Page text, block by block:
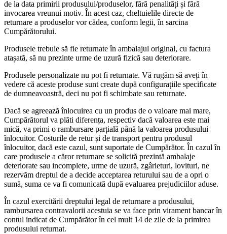
de la data primirii produsului/produselor, fără penalități și fără
invocarea vreunui motiv. În acest caz, cheltuielile directe de
returnare a produselor vor cădea, conform legii, în sarcina
Cumpărătorului.
Produsele trebuie să fie returnate în ambalajul original, cu factura
atașată, să nu prezinte urme de uzură fizică sau deteriorare.
Produsele personalizate nu pot fi returnate. Vă rugăm să aveți în
vedere că aceste produse sunt create după configurațiile specificate
de dumneavoastră, deci nu pot fi schimbate sau returnate.
Dacă se agreează înlocuirea cu un produs de o valoare mai mare,
Cumpărătorul va plăti diferența, respectiv dacă valoarea este mai
mică, va primi o rambursare parțială până la valoarea produsului
înlocuitor. Costurile de retur și de transport pentru produsul
înlocuitor, dacă este cazul, sunt suportate de Cumpărător. În cazul în
care produsele a căror returnare se solicită prezintă ambalaje
deteriorate sau incomplete, urme de uzură, zgârieturi, lovituri, ne
rezervăm dreptul de a decide acceptarea returului sau de a opri o
sumă, suma ce va fi comunicată după evaluarea prejudiciilor aduse.
În cazul exercitării dreptului legal de returnare a produsului,
rambursarea contravalorii acestuia se va face prin virament bancar în
contul indicat de Cumpărător în cel mult 14 de zile de la primirea
produsului returnat.